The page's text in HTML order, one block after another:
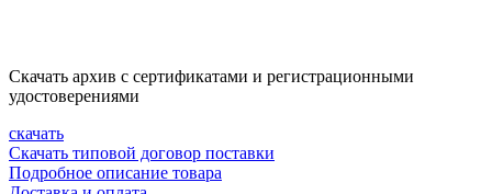
Скачать архив с сертификатами и регистрационными
удостоверениями
скачать
Скачать типовой договор поставки
Подробное описание товара